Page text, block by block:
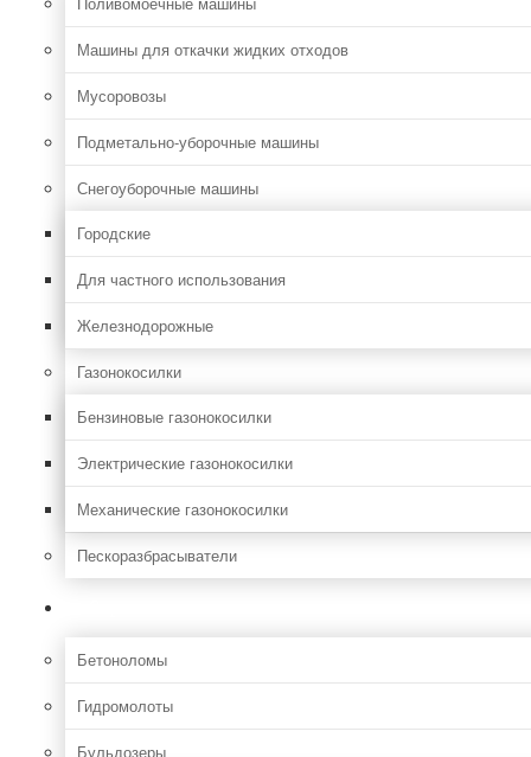
Машины для откачки жидких отходов
Мусоровозы
Подметально-уборочные машины
Снегоуборочные машины
Городские
Для частного использования
Железнодорожные
Газонокосилки
Бензиновые газонокосилки
Электрические газонокосилки
Механические газонокосилки
Пескоразбрасыватели
Бетоноломы
Гидромолоты
Бульдозеры